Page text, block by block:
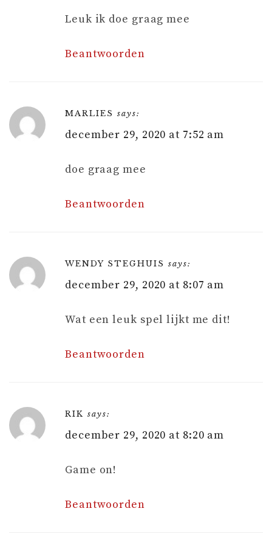
Leuk ik doe graag mee
Beantwoorden
MARLIES says:
december 29, 2020 at 7:52 am
doe graag mee
Beantwoorden
WENDY STEGHUIS says:
december 29, 2020 at 8:07 am
Wat een leuk spel lijkt me dit!
Beantwoorden
RIK says:
december 29, 2020 at 8:20 am
Game on!
Beantwoorden